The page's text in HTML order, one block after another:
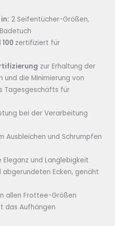
2 Seifentücher-Größen,
zertifiziert für
zur Erhaltung der
und die Minimierung von
Tagesgeschäfts für
bei der Verarbeitung
Ausbleichen und Schrumpfen
und Langlebigkeit
Ecken, genäht
allen Frottee-Größen
das Aufhängen